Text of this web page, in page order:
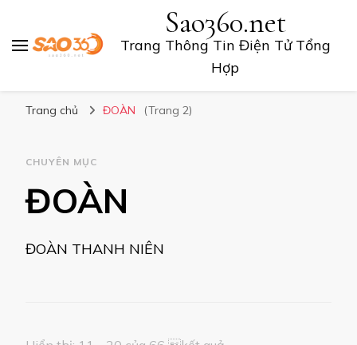
Sao360.net
Trang Thông Tin Điện Tử Tổng
Hợp
Trang chủ ĐOÀN (Trang 2)
CHUYÊN MỤC
ĐOÀN
ĐOÀN THANH NIÊN